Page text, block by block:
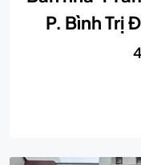
P. Bình Trị